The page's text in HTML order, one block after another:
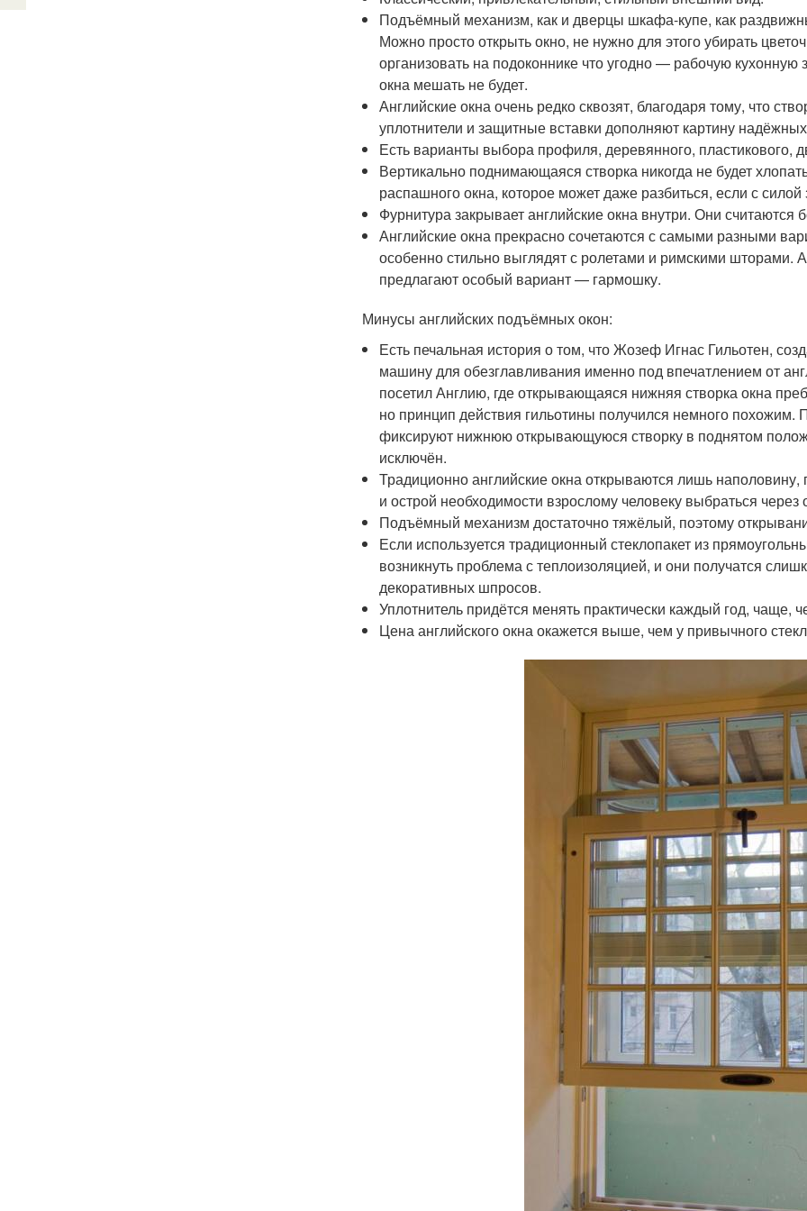
Подъёмный механизм, как и дверцы шкафа-купе, как
Можно просто открыть окно, не нужно для этого убирать
организовать на подоконнике что угодно — рабочую
окна мешать не будет.
Английские окна очень редко сквозят, благодаря тому, что
уплотнители и защитные вставки дополняют картину
Есть варианты выбора профиля, деревянного, пластикового,
Вертикально поднимающаяся створка никогда не будет
распашного окна, которое может даже разбиться, если с
Фурнитура закрывает английские окна внутри. Они
Английские окна прекрасно сочетаются с самыми разными
особенно стильно выглядят с ролетами и римскими шторами.
предлагают особый вариант — гармошку.
Минусы английских подъёмных окон:
Есть печальная история о том, что Жозеф Игнас Гильотен,
машину для обезглавливания именно под впечатлением от
посетил Англию, где открывающаяся нижняя створка окна
но принцип действия гильотины получился немного
фиксируют нижнюю открывающуюся створку в поднятом
исключён.
Традиционно английские окна открываются лишь
и острой необходимости взрослому человеку выбраться
Подъёмный механизм достаточно тяжёлый, поэтому
Если используется традиционный стеклопакет из
возникнуть проблема с теплоизоляцией, и они получатся
декоративных шпросов.
Уплотнитель придётся менять практически каждый год, чаще,
Цена английского окна окажется выше, чем у привычного